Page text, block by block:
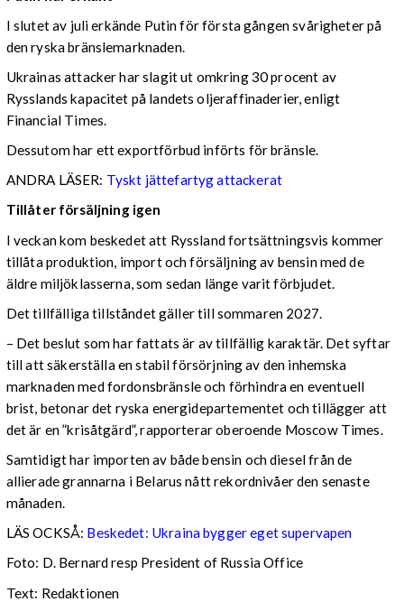
I slutet av juli erkände Putin för första gången svårigheter på
den ryska bränslemarknaden.
Ukrainas attacker har slagit ut omkring 30 procent av
Rysslands kapacitet på landets oljeraffinaderier, enligt
Financial Times.
Dessutom har ett exportförbud införts för bränsle.
ANDRA LÄSER: Tyskt jättefartyg attackerat
Tillåter försäljning igen
I veckan kom beskedet att Ryssland fortsättningsvis kommer
tillåta produktion, import och försäljning av bensin med de
äldre miljöklasserna, som sedan länge varit förbjudet.
Det tillfälliga tillståndet gäller till sommaren 2027.
– Det beslut som har fattats är av tillfällig karaktär. Det syftar
till att säkerställa en stabil försörjning av den inhemska
marknaden med fordonsbränsle och förhindra en eventuell
brist, betonar det ryska energidepartementet och tillägger att
det är en ”krisåtgärd”, rapporterar oberoende Moscow Times.
Samtidigt har importen av både bensin och diesel från de
allierade grannarna i Belarus nått rekordnivåer den senaste
månaden.
LÄS OCKSÅ: Beskedet: Ukraina bygger eget supervapen
Foto: D. Bernard resp President of Russia Office
Text: Redaktionen